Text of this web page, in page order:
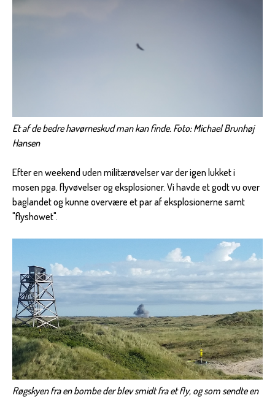
Et af de bedre havørneskud man kan finde. Foto: Michael Brunhøj
Hansen
Efter en weekend uden militærøvelser var der igen lukket i
mosen pga. flyvøvelser og eksplosioner. Vi havde et godt vu over
baglandet og kunne overvære et par af eksplosionerne samt
"flyshowet".
Røgskyen fra en bombe der blev smidt fra et fly, og som sendte en